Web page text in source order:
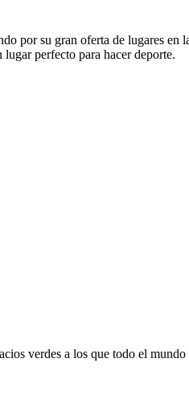
por su gran oferta de lugares en
perfecto para hacer deporte.
verdes a los que todo el